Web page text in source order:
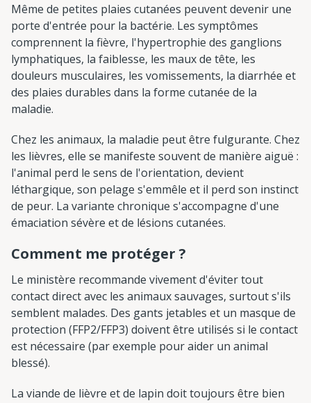
Même de petites plaies cutanées peuvent devenir une
porte d'entrée pour la bactérie. Les symptômes
comprennent la fièvre, l'hypertrophie des ganglions
lymphatiques, la faiblesse, les maux de tête, les
douleurs musculaires, les vomissements, la diarrhée et
des plaies durables dans la forme cutanée de la
maladie.
Chez les animaux, la maladie peut être fulgurante. Chez
les lièvres, elle se manifeste souvent de manière aiguë :
l'animal perd le sens de l'orientation, devient
léthargique, son pelage s'emmêle et il perd son instinct
de peur. La variante chronique s'accompagne d'une
émaciation sévère et de lésions cutanées.
Comment me protéger ?
Le ministère recommande vivement d'éviter tout
contact direct avec les animaux sauvages, surtout s'ils
semblent malades. Des gants jetables et un masque de
protection (FFP2/FFP3) doivent être utilisés si le contact
est nécessaire (par exemple pour aider un animal
blessé).
La viande de lièvre et de lapin doit toujours être bien